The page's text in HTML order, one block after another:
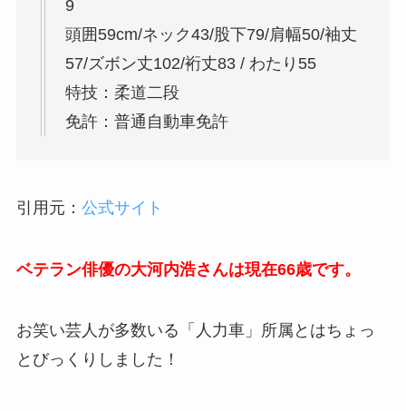
9
頭囲59cm/ネック43/股下79/肩幅50/袖丈
57/ズボン丈102/裄丈83 / わたり55
特技：柔道二段
免許：普通自動車免許
引用元： 公式サイト
ベテラン俳優の大河内浩さんは現在66歳です。
お笑い芸人が多数いる「人力車」所属とはちょっ
とびっくりしました！